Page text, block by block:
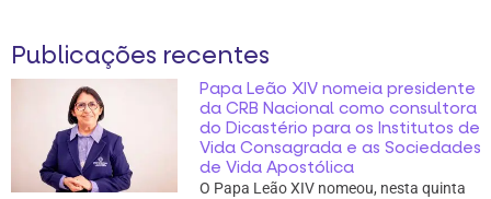
Publicações recentes
Papa Leão XIV nomeia presidente
da CRB Nacional como consultora
do Dicastério para os Institutos de
Vida Consagrada e as Sociedades
de Vida Apostólica
O Papa Leão XIV nomeou, nesta quinta